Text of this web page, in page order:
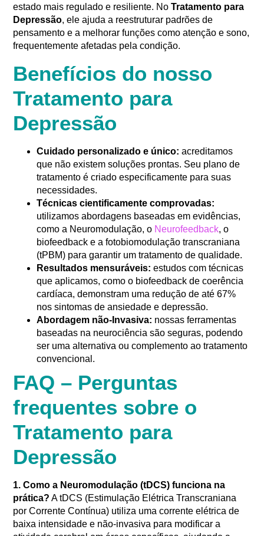
estado mais regulado e resiliente. NoTratamento para
Depressão, ele ajuda a reestruturar padrões de
pensamento e a melhorar funções como atenção e sono,
frequentemente afetadas pela condição.
Benefícios do nosso
Tratamento para
Depressão
Cuidado personalizado e único: acreditamos
que não existem soluções prontas. Seu plano de
tratamento é criado especificamente para suas
necessidades.
Técnicas cientificamente comprovadas:
utilizamos abordagens baseadas em evidências,
como a Neuromodulação, o Neurofeedback, o
biofeedback e a fotobiomodulação transcraniana
(tPBM) para garantir um tratamento de qualidade.
Resultados mensuráveis: estudos com técnicas
que aplicamos, como o biofeedback de coerência
cardíaca, demonstram uma redução de até 67%
nos sintomas de ansiedade e depressão.
Abordagem não-Invasiva: nossas ferramentas
baseadas na neurociência são seguras, podendo
ser uma alternativa ou complemento ao tratamento
convencional.
FAQ – Perguntas
frequentes sobre o
Tratamento para
Depressão
1. Como a Neuromodulação (tDCS) funciona na
prática? A tDCS (Estimulação Elétrica Transcraniana
por Corrente Contínua) utiliza uma corrente elétrica de
baixa intensidade e não-invasiva para modificar a